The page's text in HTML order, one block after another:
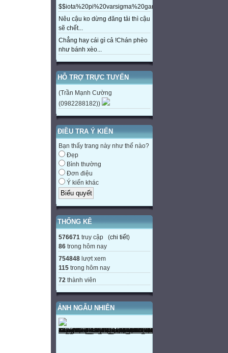
Nêu cậu ko dừng đăng tải thì cậu
sẽ chết...
Chẳng hay cái gì cả !Chán phèo
như bánh xèo...
HỖ TRỢ TRỰC TUYẾN
(Trần Mạnh Cường
(0982288182))
ĐIỀU TRA Ý KIẾN
Bạn thấy trang này như thế nào?
Đẹp
Bình thường
Đơn điệu
Ý kiến khác
THỐNG KÊ
576671 truy cập (chi tiết)
86 trong hôm nay
754848 lượt xem
115 trong hôm nay
72 thành viên
ẢNH NGẪU NHIÊN